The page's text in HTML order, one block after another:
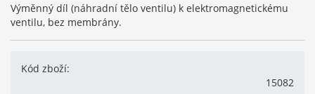
Výměnný díl (náhradní tělo ventilu) k elektromagnetickému
ventilu, bez membrány.
Kód zboží:
15082